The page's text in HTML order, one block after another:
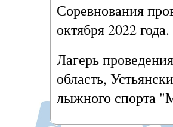
Соревнования
октября 2022
Лагерь
область,
лыжного спорта